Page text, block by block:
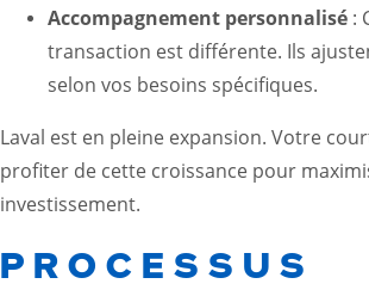
Accompagnement personnalisé :
transaction est différente. Ils
selon vos besoins spécifiques.
Laval est en pleine expansion. Votre
profiter de cette croissance pour
investissement.
PROCESSUS